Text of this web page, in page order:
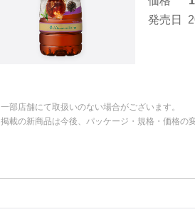
発売日
一部店舗にて取扱いのない場合がございます。
掲載の新商品は今後、パッケージ・規格・価格の